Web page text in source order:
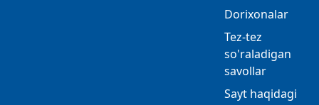
Dorixonalar
Tez-tez
so'raladigan
savollar
Sayt haqidagi